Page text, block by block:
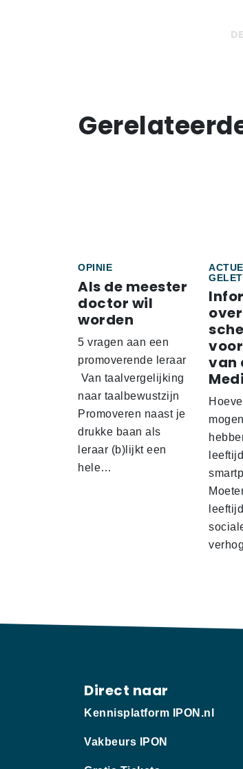
OPINIE
Als de meester
doctor wil
worden
5 vragen aan een
promoverende leraar
Van taalvergelijking
naar taalbewustzijn
Promoveren naast je
drukke baan als
leraar (b)lijkt een
hele…
van
Direct naar
Kennisplatform IPON.nl
Vakbeurs IPON